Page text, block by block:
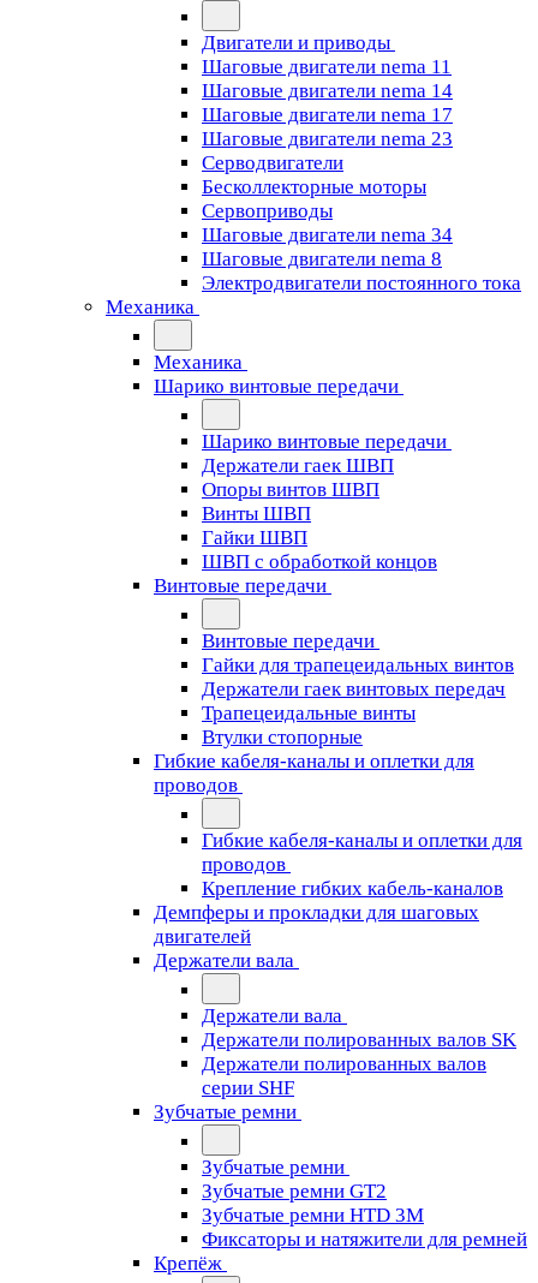
Двигатели и приводы
Шаговые двигатели nema 11
Шаговые двигатели nema 14
Шаговые двигатели nema 17
Шаговые двигатели nema 23
Cерводвигатели
Бесколлекторные моторы
Сервоприводы
Шаговые двигатели nema 34
Шаговые двигатели nema 8
Электродвигатели постоянного тока
Механика
Механика
Шарико винтовые передачи
Шарико винтовые передачи
Держатели гаек ШВП
Опоры винтов ШВП
Винты ШВП
Гайки ШВП
ШВП с обработкой концов
Винтовые передачи
Винтовые передачи
Гайки для трапецеидальных винтов
Держатели гаек винтовых передач
Трапецеидальные винты
Втулки стопорные
Гибкие кабеля-каналы и оплетки для
проводов
Гибкие кабеля-каналы и оплетки для
проводов
Крепление гибких кабель-каналов
Демпферы и прокладки для шаговых
двигателей
Держатели вала
Держатели вала
Держатели полированных валов SK
Держатели полированных валов
серии SHF
Зубчатые ремни
Зубчатые ремни
Зубчатые ремни GT2
Зубчатые ремни HTD 3M
Фиксаторы и натяжители для ремней
Крепёж